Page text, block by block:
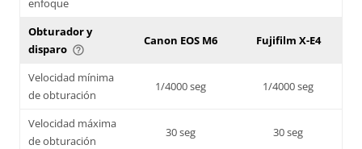
enfoque
Obturador y
disparo help_outline
Canon EOS M6 Fujifilm X-E4
Velocidad mínima
de obturación
1/4000 seg 1/4000 seg
Velocidad máxima
de obturación
30 seg 30 seg